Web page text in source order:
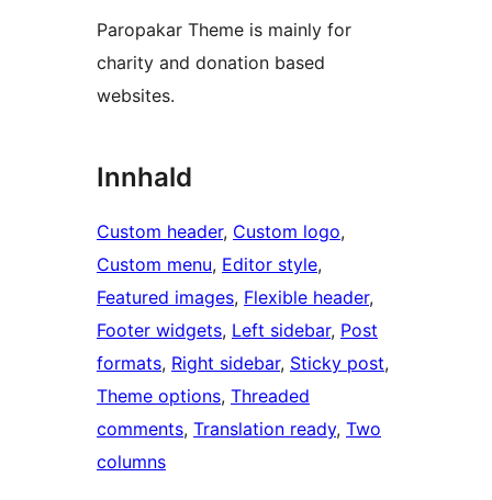
Paropakar Theme is mainly for
charity and donation based
websites.
Innhald
Custom header, Custom logo
Custom menu, Editor style
Featured images, Flexible header
Footer widgets, Left sidebar, Post
formats, Right sidebar, Sticky post
Theme options, Threaded
comments, Translation ready, Two
columns